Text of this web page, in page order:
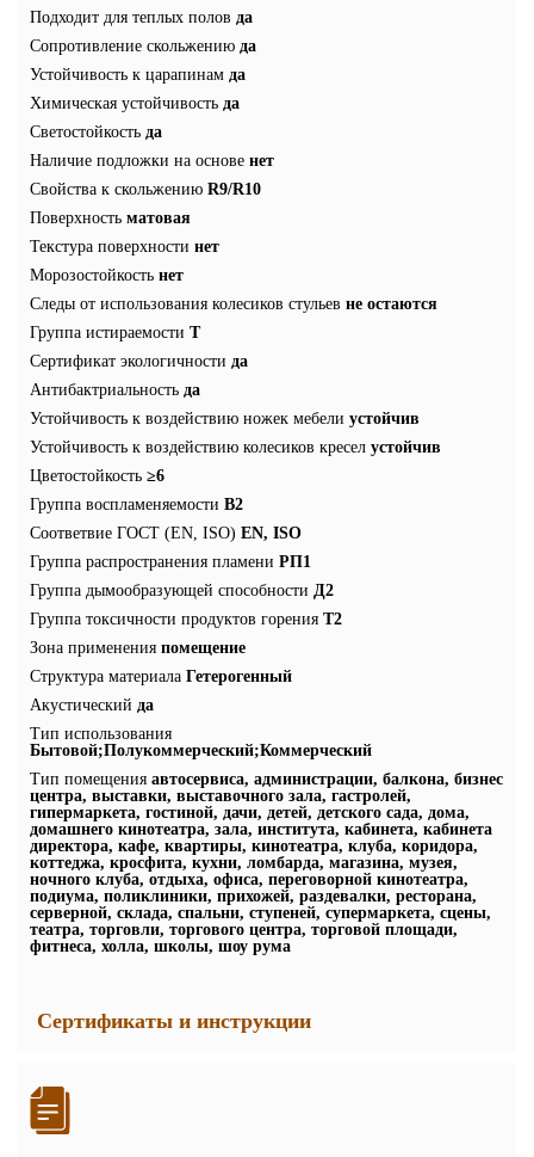
Подходит для теплых полов да
Сопротивление скольжению да
Устойчивость к царапинам да
Химическая устойчивость да
Светостойкость да
Наличие подложки на основе нет
Свойства к скольжению R9/R10
Поверхность матовая
Текстура поверхности нет
Морозостойкость нет
Следы от использования колесиков стульев не остаются
Группа истираемости T
Сертификат экологичности да
Антибактриальность да
Устойчивость к воздействию ножек мебели устойчив
Устойчивость к воздействию колесиков кресел устойчив
Цветостойкость ≥6
Группа воспламеняемости В2
Соответвие ГОСТ (EN, ISO) EN, ISO
Группа распространения пламени РП1
Группа дымообразующей способности Д2
Группа токсичности продуктов горения Т2
Зона применения помещение
Структура материала Гетерогенный
Акустический да
Тип использования
Бытовой;Полукоммерческий;Коммерческий
Тип помещения автосервиса, администрации, балкона, бизнес
центра, выставки, выставочного зала, гастролей,
гипермаркета, гостиной, дачи, детей, детского сада, дома,
домашнего кинотеатра, зала, института, кабинета, кабинета
директора, кафе, квартиры, кинотеатра, клуба, коридора,
коттеджа, кросфита, кухни, ломбарда, магазина, музея,
ночного клуба, отдыха, офиса, переговорной кинотеатра,
подиума, поликлиники, прихожей, раздевалки, ресторана,
серверной, склада, спальни, ступеней, супермаркета, сцены,
театра, торговли, торгового центра, торговой площади,
фитнеса, холла, школы, шоу рума
Сертификаты и инструкции